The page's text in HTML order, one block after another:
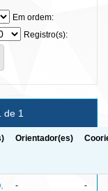
Em ordem:
Registro(s):
de 1
Orientador(es)
- -